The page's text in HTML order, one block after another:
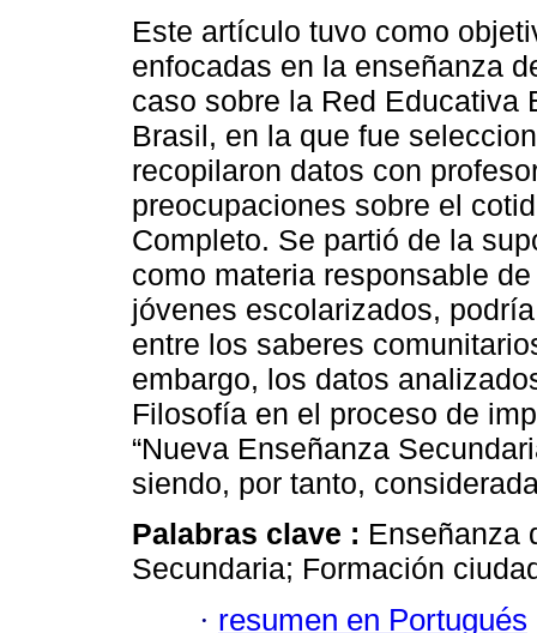
Este artículo tuvo como
enfocadas en la enseñanza
caso sobre la Red Educativa
Brasil, en la que fue
recopilaron datos con
preocupaciones sobre el
Completo. Se partió de la
como materia responsable
jóvenes escolarizados,
entre los saberes
embargo, los datos
Filosofía en el proceso de
“Nueva Enseñanza
siendo, por tanto,
Palabras clave : Enseñanza
Secundaria; Formación
· resumen en Portugués